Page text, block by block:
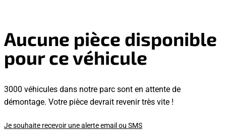
Aucune pièce disponible
pour ce véhicule
3000 véhicules dans notre parc sont en attente de
démontage. Votre pièce devrait revenir très vite !
Je souhaite recevoir une alerte email ou SMS